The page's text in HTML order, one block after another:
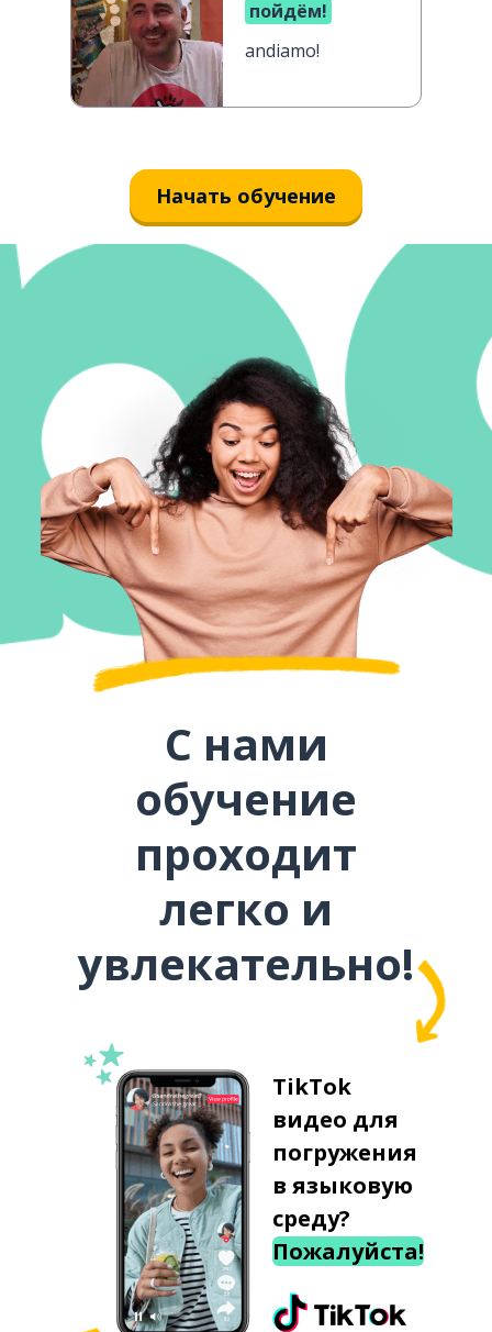
пойдём!
andiamo!
Начать обучение
С нами
обучение
проходит
легко и
увлекательно!
TikTok
видео для
погружения
в языковую
среду?
Пожалуйста!